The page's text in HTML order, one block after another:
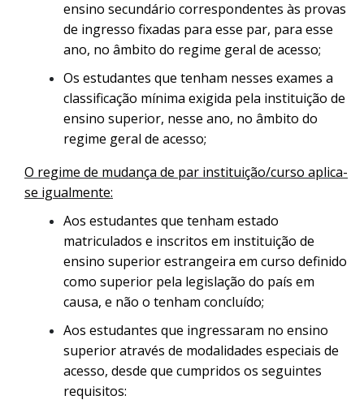
ensino secundário correspondentes às provas
de ingresso fixadas para esse par, para esse
ano, no âmbito do regime geral de acesso;
Os estudantes que tenham nesses exames a
classificação mínima exigida pela instituição de
ensino superior, nesse ano, no âmbito do
regime geral de acesso;
O regime de mudança de par instituição/curso aplica-
se igualmente:
Aos estudantes que tenham estado
matriculados e inscritos em instituição de
ensino superior estrangeira em curso definido
como superior pela legislação do país em
causa, e não o tenham concluído;
Aos estudantes que ingressaram no ensino
superior através de modalidades especiais de
acesso, desde que cumpridos os seguintes
requisitos: